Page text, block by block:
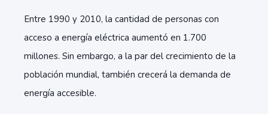
Entre 1990 y 2010, la cantidad de personas con
acceso a energía eléctrica aumentó en 1.700
millones. Sin embargo, a la par del crecimiento de la
población mundial, también crecerá la demanda de
energía accesible.